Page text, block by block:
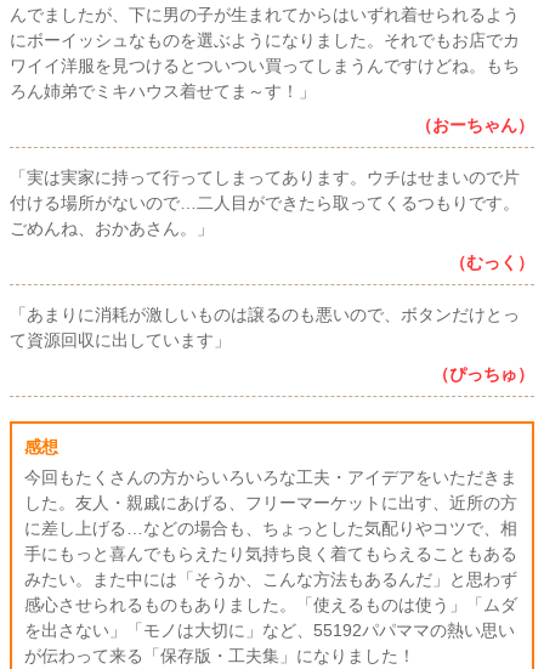
んでましたが、下に男の子が生まれてからはいずれ着せられるよう
にボーイッシュなものを選ぶようになりました。それでもお店でカ
ワイイ洋服を見つけるとついつい買ってしまうんですけどね。もち
ろん姉弟でミキハウス着せてま～す！」
（おーちゃん）
「実は実家に持って行ってしまってあります。ウチはせまいので片
付ける場所がないので…二人目ができたら取ってくるつもりです。
ごめんね、おかあさん。」
（むっく）
「あまりに消耗が激しいものは譲るのも悪いので、ボタンだけとっ
て資源回収に出しています」
（ぴっちゅ）
感想
今回もたくさんの方からいろいろな工夫・アイデアをいただきま
した。友人・親戚にあげる、フリーマーケットに出す、近所の方
に差し上げる…などの場合も、ちょっとした気配りやコツで、相
手にもっと喜んでもらえたり気持ち良く着てもらえることもある
みたい。また中には「そうか、こんな方法もあるんだ」と思わず
感心させられるものもありました。「使えるものは使う」「ムダ
を出さない」「モノは大切に」など、55192パパママの熱い思い
が伝わって来る「保存版・工夫集」になりました！